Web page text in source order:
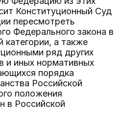
Конституционный Суд
пересмотреть
Федерального закона в
категории, а также
ряд других
и иных нормативных
порядка
Российской
положения
в Российской